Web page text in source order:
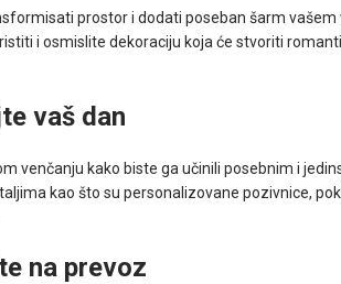
prostor i dodati poseban šarm vašem
i osmislite dekoraciju koja će stvoriti
vaš dan
venčanju kako biste ga učinili posebnim i
kao što su personalizovane pozivnice,
na prevoz